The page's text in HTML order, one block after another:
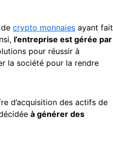
crypto monnaies ayant fait
l’entreprise est gérée par
pour réussir à
la société pour la rendre
d’acquisition des actifs de
à générer des